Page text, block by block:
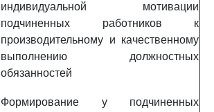
индивидуальной мотивации
подчиненных работников к
производительному и качественному
выполнению должностных
обязанностей
Формирование у подчиненных